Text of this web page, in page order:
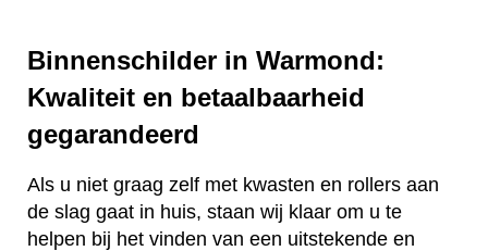
Binnenschilder in Warmond:
Kwaliteit en betaalbaarheid
gegarandeerd
Als u niet graag zelf met kwasten en rollers aan
de slag gaat in huis, staan wij klaar om u te
helpen bij het vinden van een uitstekende en